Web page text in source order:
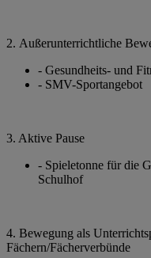
2. Außerunterrichtliche
- Gesundheits- und
- SMV-Sportangebot
3. Aktive Pause
- Spieletonne für die
Schulhof
4. Bewegung als
Fächern/Fächerverbünde